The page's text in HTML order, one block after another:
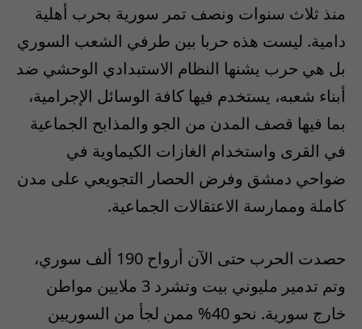
منذ ثلاث سنوات ونصف تمر سورية بحرب أهلية
دامية. ليست هذه حربا بين طرفي الشعب السوري
بل هي حرب يشنها النظام الاستبدادي الوحشي ضد
أبناء شعبه، يستخدم فيها كافة الوسائل الإجرامية،
بما فيها قصف المدن من الجو والمذابح الجماعية
في القرى واستخدام الغازات الكيماوية في
ضواحي دمشق وفرض الحصار التجويعي على مدن
كاملة وممارسة الاعتقالات الجماعية.
حصدت الحرب حتى الآن أرواح 190 ألف سوري،
وتم تدمير مليوني بيت وتشرد 3 ملايين مواطن
خارج سورية. نحو 40% ممن لجأ من السوريين